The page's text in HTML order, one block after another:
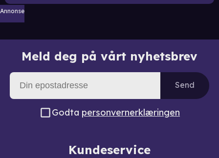
Annonse
Meld deg på vårt nyhetsbrev
Send
Godta personvernerklæringen
Kundeservice